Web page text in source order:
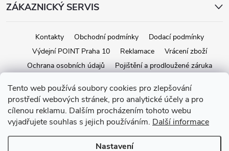
Tento web používá soubory cookies pro zlepšování
prostředí webových stránek, pro analytické účely a pro
cílenou reklamu. Dalším procházením tohoto webu
vyjadřujete souhlas s jejich používáním. Další informace
Nastavení
ZÁKAZNICKÝ SERVIS
Kontakty Obchodní podmínky
Dodací podmínky
Výdejní POINT Praha 10
Reklamace
Vrácení zboží
Ochrana osobních údajů
Pojištění a prodloužené záruka
Vytvořil Shoptet
Copyright 2026iStage.cz. Všechna práva vyhrazena.Upravit nastavení
cookies